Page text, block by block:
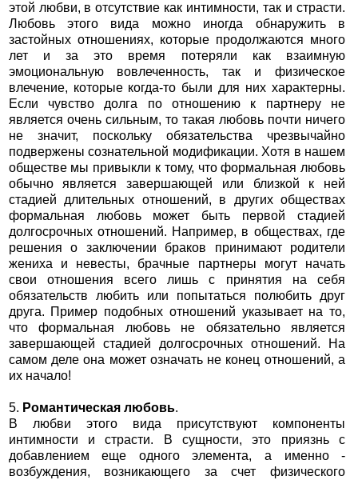
этой любви, в отсутствие как интимности, так и страсти.
Любовь этого вида можно иногда обнаружить в
застойных отношениях, которые продолжаются много
лет и за это время потеряли как взаимную
эмоциональную вовлеченность, так и физическое
влечение, которые когда-то были для них характерны.
Если чувство долга по отношению к партнеру не
является очень сильным, то такая любовь почти ничего
не значит, поскольку обязательства чрезвычайно
подвержены сознательной модификации. Хотя в нашем
обществе мы привыкли к тому, что формальная любовь
обычно является завершающей или близкой к ней
стадией длительных отношений, в других обществах
формальная любовь может быть первой стадией
долгосрочных отношений. Например, в обществах, где
решения о заключении браков принимают родители
жениха и невесты, брачные партнеры могут начать
свои отношения всего лишь с принятия на себя
обязательств любить или попытаться полюбить друг
друга. Пример подобных отношений указывает на то,
что формальная любовь не обязательно является
завершающей стадией долгосрочных отношений. На
самом деле она может означать не конец отношений, а
их начало!
5. Романтическая любовь.
В любви этого вида присутствуют компоненты
интимности и страсти. В сущности, это приязнь с
добавлением еще одного элемента, а именно -
возбуждения, возникающего за счет физического